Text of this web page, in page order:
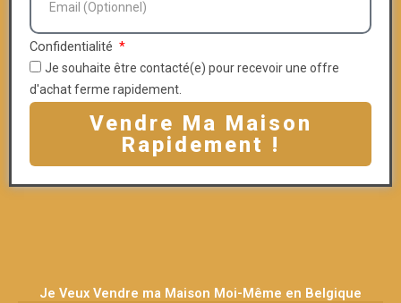
Confidentialité
Je souhaite être contacté(e) pour recevoir une offre
d'achat ferme rapidement.
Vendre Ma Maison
Rapidement !
Je Veux Vendre ma Maison Moi-Même en Belgique